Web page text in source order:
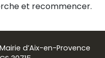
et recommencer.
Mairie d’Aix-en-Provence